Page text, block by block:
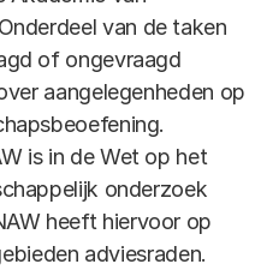
van de taken
of ongevraagd
aangelegenheden op
is in de Wet op het
onderzoek
heeft hiervoor op
adviesraden.